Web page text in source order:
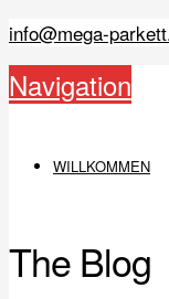
info@mega-
Navigation
WILLKOMMEN
The Blog